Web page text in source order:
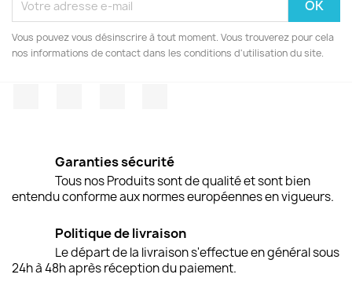
Vous pouvez vous désinscrire à tout moment. Vous trouverez pour cela
nos informations de contact dans les conditions d'utilisation du site.
Garanties sécurité
Tous nos Produits sont de qualité et sont bien
entendu conforme aux normes européennes en vigueurs.
Politique de livraison
Le départ de la livraison s'effectue en général sous
24h à 48h après réception du paiement.